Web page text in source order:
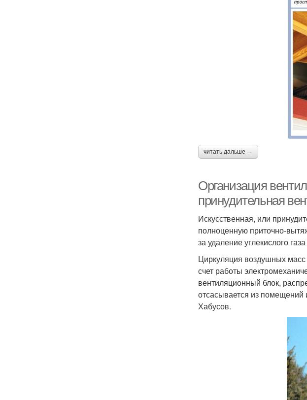
читать дальше →
Организация
принудительная
Искусственная, или
полноценную приточно-
за удаление углекислого
Циркуляция воздушных масс
счет работы
вентиляционный блок,
отсасывается из
Хабусов.